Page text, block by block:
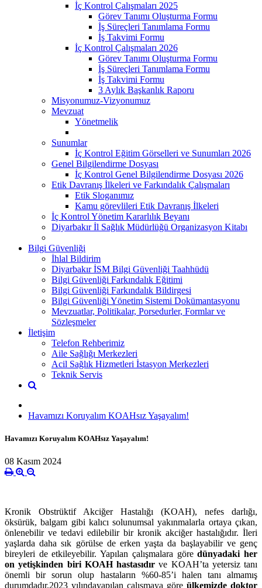
İç Kontrol Çalışmaları 2025
Görev Tanımı Oluşturma Formu
İş Süreçleri Tanımlama Formu
İş Takvimi Formu
İç Kontrol Çalışmaları 2026
Görev Tanımı Oluşturma Formu
İş Süreçleri Tanımlama Formu
İş Takvimi Formu
3 Aylık Başkanlık Raporu
Misyonumuz-Vizyonumuz
Mevzuat
Yönetmelik
Sunumlar
İç Kontrol Eğitim Görselleri ve Sunumları 2026
Genel Bilgilendirme Dosyası
İç Kontrol Genel Bilgilendirme Dosyası 2026
Etik Davranış İlkeleri ve Farkındalık Çalışmaları
Etik Sloganımız
Kamu görevlileri Etik Davranış İlkeleri
İç Kontrol Yönetim Kararlılık Beyanı
Diyarbakır İl Sağlık Müdürlüğü Organizasyon Kitabı
Bilgi Güvenliği
İhlal Bildirim
Diyarbakır İSM Bilgi Güvenliği Taahhüdü
Bilgi Güvenliği Farkındalık Eğitimi
Bilgi Güvenliği Farkındalık Bildirgesi
Bilgi Güvenliği Yönetim Sistemi Dokümantasyonu
Mevzuatlar, Politikalar, Porsedurler, Formlar ve
Sözleşmeler
İletişim
Telefon Rehberimiz
Aile Sağlığı Merkezleri
Acil Sağlık Hizmetleri İstasyon Merkezleri
Teknik Servis
Havamızı Koruyalım KOAHsız Yaşayalım!
Havamızı Koruyalım KOAHsız Yaşayalım!
08 Kasım 2024
Kronik Obstrüktif Akciğer Hastalığı (KOAH), nefes darlığı,
öksürük, balgam gibi kalıcı solunumsal yakınmalarla ortaya çıkan,
önlenebilir ve tedavi edilebilir bir kronik akciğer hastalığıdır. İleri
yaşlarda daha sık görülse de erken yaşta da başlayabilir ve genç
bireyleri de etkileyebilir. Yapılan çalışmalara göredünyadaki her
on yetişkinden biri KOAH hastasıdırve KOAH’ta yetersiz tanı
önemli bir sorun olup hastaların %60-85’i halen tanı almamış
durumdadır.2023 yılındayapılan çalışmaya göre ülkemizde doktor